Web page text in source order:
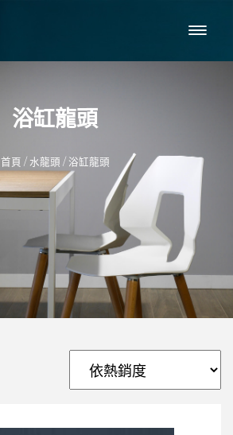
浴缸龍頭
首頁 / 水龍頭 / 浴缸龍頭